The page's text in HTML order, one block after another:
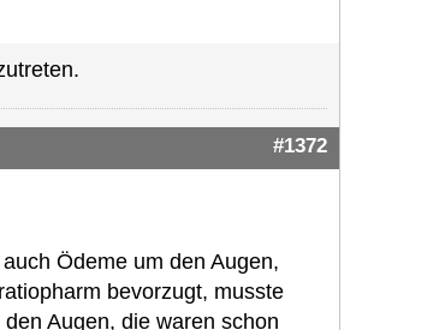
#1372
Ödeme um den Augen,
bevorzugt, musste
Augen, die waren schon